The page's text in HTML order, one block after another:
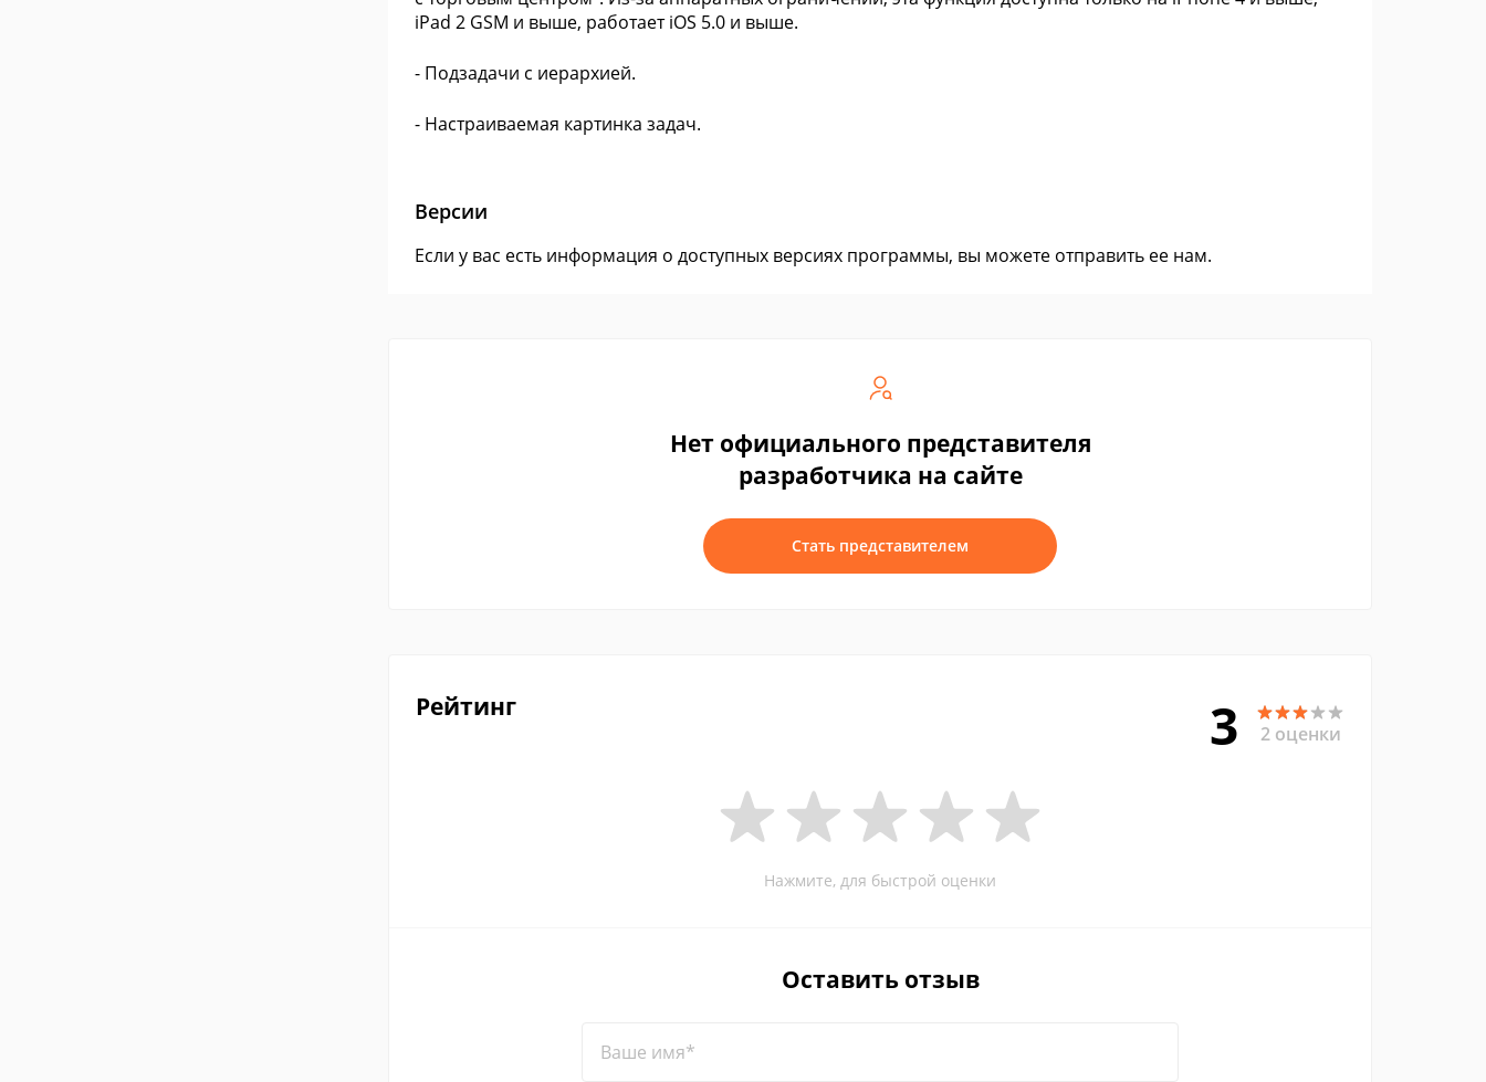
iPad 2 GSM и выше, работает iOS 5.0 и выше.
- Подзадачи с иерархией.
- Настраиваемая картинка задач.
Версии
Если у вас есть информация о доступных версиях программы, вы можете отправить ее нам.
Нет официального представителя
разработчика на сайте
Стать представителем
Рейтинг 3 2 оценки
Нажмите, для быстрой оценки
Оставить отзыв
Ваше имя*